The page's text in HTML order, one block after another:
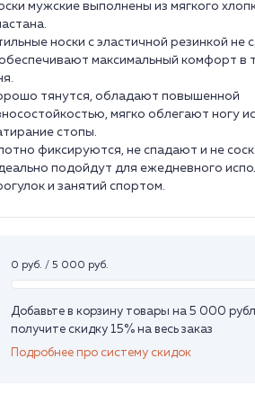
мужские выполнены из мягкого
носки с эластичной резинкой не
максимальный комфорт в
тянутся, обладают повышенной
мягко облегают ногу
стопы.
фиксируются, не спадают и не
подойдут для ежедневного
и занятий спортом.
0 руб. / 5 000 руб.
Добавьте в корзину товары на 5 000
получите скидку 15% на весь заказ
Подробнее про систему скидок